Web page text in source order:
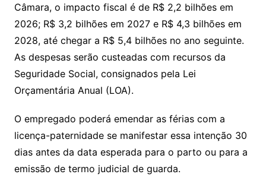
Câmara, o impacto fiscal é de R$ 2,2 bilhões em
2026; R$ 3,2 bilhões em 2027 e R$ 4,3 bilhões em
2028, até chegar a R$ 5,4 bilhões no ano seguinte.
As despesas serão custeadas com recursos da
Seguridade Social, consignados pela Lei
Orçamentária Anual (LOA).
O empregado poderá emendar as férias com a
licença-paternidade se manifestar essa intenção 30
dias antes da data esperada para o parto ou para a
emissão de termo judicial de guarda.